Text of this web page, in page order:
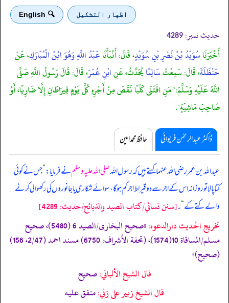
اظهار التشكيل 🔍 English
حدیث نمبر: 4289
أَخْبَرَنَاسُوَيْدُ بْنُ نَصْرِ بْنِ سُوَيْدٍ، قَالَ: أَنْبَأَنَاعَبْدُ اللَّهِ وَهُوَ ابْنُ الْمُبَارَكِ، عَنْ
حَنْظَلَةَ، قَالَ: سَمِعْتُسَالِمًايُحَدِّثُ، عَنِابْنِ عُمَرَ، قَالَ: قَالَ رَسُولُ اللَّهِ صَلَّى
اللَّهُ عَلَيْهِ وَسَلَّمَ:" مَنِ اقْتَنَى كَلْبًا نَقَصَ مِنْ أَجْرِهِ كُلَّ يَوْمٍ قِيرَاطَانِ إِلَّا ضَارِيًا، أَوْ
صَاحِبَ مَاشِيَةٍ".
ڈاکٹر عبدالرحمٰن فریوائی حافظ محمد امین
عبداللہ بن عمر رضی اللہ عنہما کہتے ہیں کہرسول اللہصلی اللہ علیہ وسلمنے فرمایا:”جس نے کوئی
کتا پالا تو روزانہ اس کے اجر سے دو قیراط اجر کم ہو گا، سوائے شکاری یا جانوروں کی رکھوالی کرنے
والے کتے کے“۔[سنن نسائي/كتاب الصيد والذبائح/حدیث: 4289]
تخریج الحدیث دارالدعوہ:
«صحیح البخاری/الصید 6 (5480)، صحیح
مسلم/المساقاة 10(1574)، (تحفة الأشراف: 6750) مسند احمد (2/47، 156)
(صحیح)»
قال الشيخ الألباني:صحيح
قال الشيخ زبير على زئي:متفق عليه